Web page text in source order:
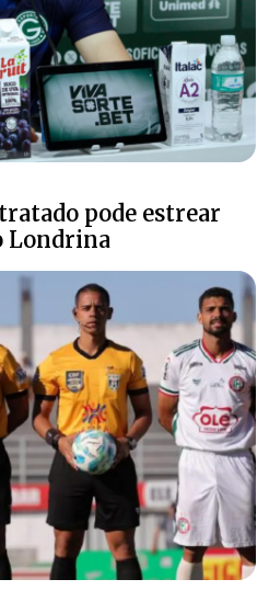
pode estrear
Londrina